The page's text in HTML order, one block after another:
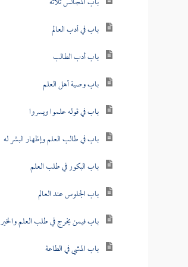
باب في أدب العالم
باب أدب الطالب
باب وصية أهل العلم
باب في قوله علموا ويسروا
باب في طالب العلم وإظهار البشر له
باب البكور في طلب العلم
باب الجلوس عند العالم
باب فيمن يخرج في طلب العلم والخير
باب المشي في الطاعة